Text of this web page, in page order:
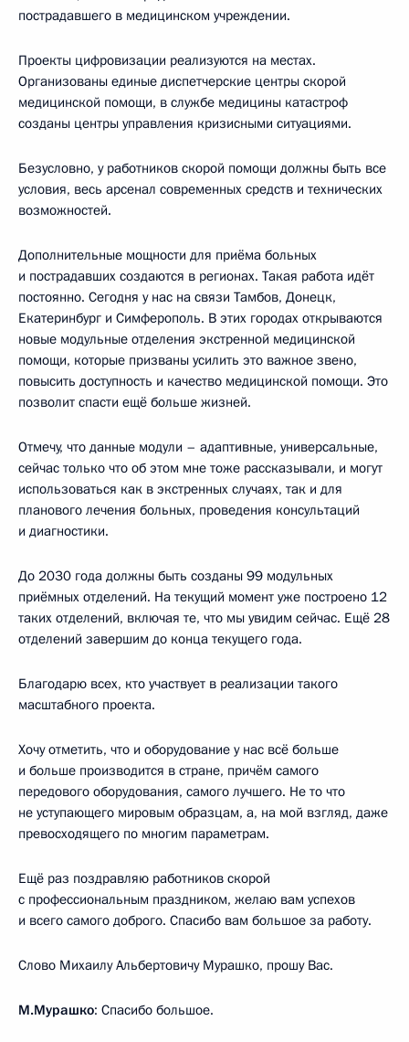
пострадавшего в медицинском учреждении.
Проекты цифровизации реализуются на местах.
Организованы единые диспетчерские центры скорой
медицинской помощи, в службе медицины катастроф
созданы центры управления кризисными ситуациями.
Безусловно, у работников скорой помощи должны быть все
условия, весь арсенал современных средств и технических
возможностей.
Дополнительные мощности для приёма больных
и пострадавших создаются в регионах. Такая работа идёт
постоянно. Сегодня у нас на связи Тамбов, Донецк,
Екатеринбург и Симферополь. В этих городах открываются
новые модульные отделения экстренной медицинской
помощи, которые призваны усилить это важное звено,
повысить доступность и качество медицинской помощи. Это
позволит спасти ещё больше жизней.
Отмечу, что данные модули – адаптивные, универсальные,
сейчас только что об этом мне тоже рассказывали, и могут
использоваться как в экстренных случаях, так и для
планового лечения больных, проведения консультаций
и диагностики.
До 2030 года должны быть созданы 99 модульных
приёмных отделений. На текущий момент уже построено 12
таких отделений, включая те, что мы увидим сейчас. Ещё 28
отделений завершим до конца текущего года.
Благодарю всех, кто участвует в реализации такого
масштабного проекта.
Хочу отметить, что и оборудование у нас всё больше
и больше производится в стране, причём самого
передового оборудования, самого лучшего. Не то что
не уступающего мировым образцам, а, на мой взгляд, даже
превосходящего по многим параметрам.
Ещё раз поздравляю работников скорой
с профессиональным праздником, желаю вам успехов
и всего самого доброго. Спасибо вам большое за работу.
Слово Михаилу Альбертовичу Мурашко, прошу Вас.
М.Мурашко: Спасибо большое.